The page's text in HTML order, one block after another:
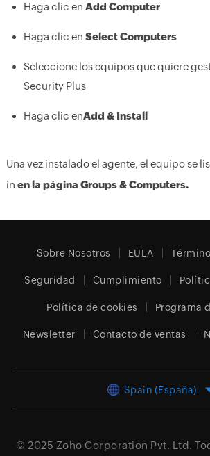
Haga clic en Add Computer
Haga clic en Select Computers
Seleccione los equipos que quiere
Security Plus
Haga clic enAdd & Install
Una vez instalado el agente, el equipo se
in en la página Groups & Computers.
Sobre Nosotros EULA
Seguridad Cumplimiento
Política de cookies Programa
Newsletter Contacto de ventas
Spain (España)
© 2025 Zoho Corporation Pvt. Ltd.